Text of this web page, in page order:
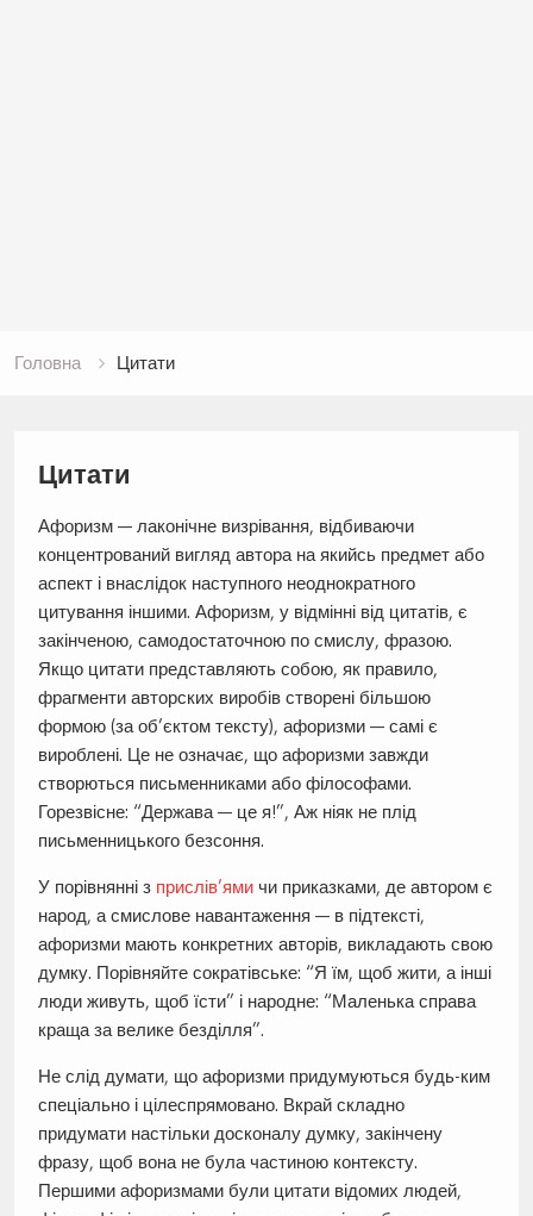
Головна Цитати
Цитати
Афоризм — лаконічне визрівання, відбиваючи
концентрований вигляд автора на якийсь предмет або
аспект і внаслідок наступного неоднократного
цитування іншими. Афоризм, у відмінні від цитатів, є
закінченою, самодостаточною по смислу, фразою.
Якщо цитати представляють собою, як правило,
фрагменти авторских виробів створені більшою
формою (за об’єктом тексту), афоризми — самі є
вироблені. Це не означає, що афоризми завжди
створються письменниками або філософами.
Горезвісне: “Держава — це я!”, Аж ніяк не плід
письменницького безсоння.
У порівнянні з прислів’ямичи приказками, де автором є
народ, а смислове навантаження — в підтексті,
афоризми мають конкретних авторів, викладають свою
думку. Порівняйте сократівське: “Я їм, щоб жити, а інші
люди живуть, щоб їсти” і народне: “Маленька справа
краща за велике безділля”.
Не слід думати, що афоризми придумуються будь-ким
спеціально і цілеспрямовано. Вкрай складно
придумати настільки досконалу думку, закінчену
фразу, щоб вона не була частиною контексту.
Першими афоризмами були цитати відомих людей,